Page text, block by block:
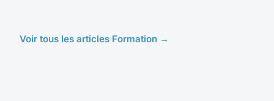
Voir tous les articles Formation →